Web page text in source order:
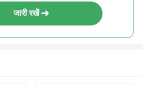
जारी रखें